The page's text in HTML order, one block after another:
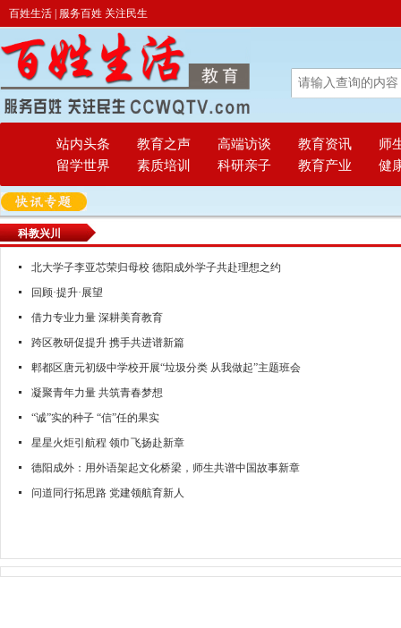
百姓生活 | 服务百姓 关注民生
站内头条 教育之声 高端访谈 教育资讯
师
留学世界
素质培训 科研亲子 教育产业 健
科教兴川
北大学子李亚芯荣归母校 德阳成外学子共赴理想之约
回顾·提升·展望
借力专业力量 深耕美育教育
跨区教研促提升 携手共进谱新篇
郫都区唐元初级中学校开展“垃圾分类 从我做起”主题班会
凝聚青年力量 共筑青春梦想
“诚”实的种子 “信”任的果实
星星火炬引航程 领巾飞扬赴新章
德阳成外：用外语架起文化桥梁，师生共谱中国故事新章
问道同行拓思路 党建领航育新人